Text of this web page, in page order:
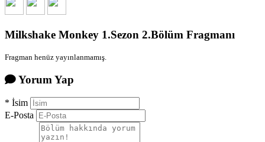
Milkshake Monkey 1.Sezon 2.Bölüm Fragmanı
Fragman henüz yayınlanmamış.
Yorum Yap
* İsim
E-Posta